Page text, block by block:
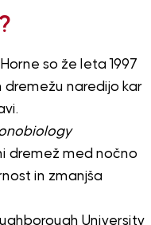
so že leta 1997
dremežu naredijo kar
dremež med nočno
in zmanjša
University